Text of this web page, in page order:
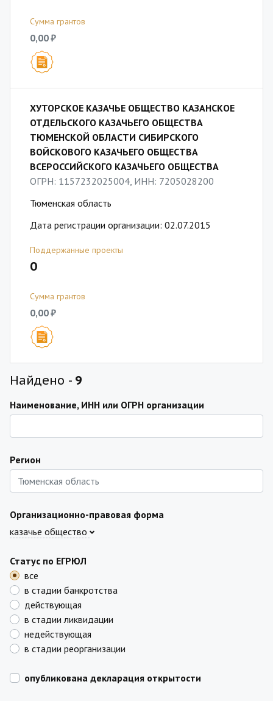
Сумма грантов
0,00 ₽
ХУТОРСКОЕ КАЗАЧЬЕ ОБЩЕСТВО КАЗАНСКОЕ
ОТДЕЛЬСКОГО КАЗАЧЬЕГО ОБЩЕСТВА
ТЮМЕНСКОЙ ОБЛАСТИ СИБИРСКОГО
ВОЙСКОВОГО КАЗАЧЬЕГО ОБЩЕСТВА
ВСЕРОССИЙСКОГО КАЗАЧЬЕГО ОБЩЕСТВА
ОГРН: 1157232025004, ИНН: 7205028200
Тюменская область
Дата регистрации организации: 02.07.2015
Поддержанные проекты
0
Сумма грантов
0,00 ₽
Найдено - 9
Наименование, ИНН или ОГРН организации
Регион
Организационно-правовая форма
казачье общество
Статус по ЕГРЮЛ
все
в стадии банкротства
действующая
в стадии ликвидации
недействующая
в стадии реорганизации
опубликована декларация открытости